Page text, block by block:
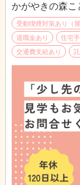
※
※
★動きやすい服装
★実地試験なし
※仕事内容の変更
かがやきの森こ
受動喫煙対策あり（屋
退職金あり
住宅
交通費支給あり